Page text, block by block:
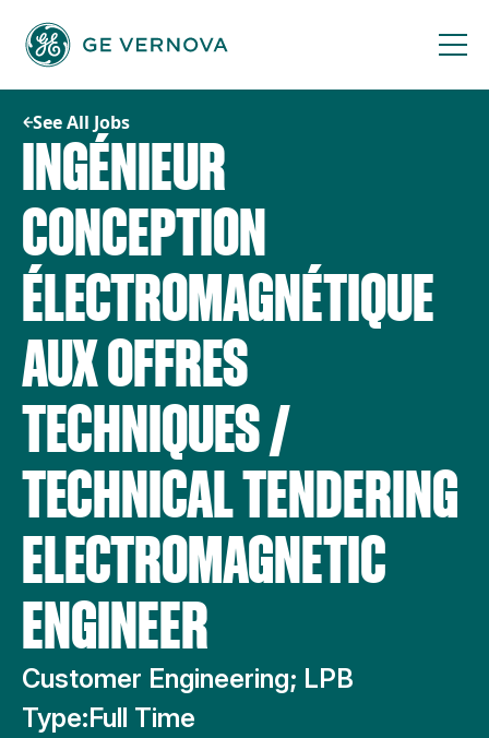
content
See All Jobs
INGÉNIEUR
CONCEPTION
ÉLECTROMAGNÉTIQUE
AUX OFFRES
TECHNIQUES /
TECHNICAL TENDERING
ELECTROMAGNETIC
ENGINEER
Customer Engineering; LPB
Type:Full Time